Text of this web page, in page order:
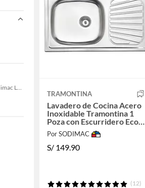
Sodimac Lima Centro, Sodimac Plaza Norte, Sodimac La Victoria, Sodimac San Miguel, Sodimac S. J. Lurigancho, Sodimac Chacarilla, Sodimac Av. La Molina, Sodimac Colonial, Maestro Barrios Altos, Sodimac Naranjal
TRAMONTINA
Lavadero de Cocina Acero
Inoxidable Tramontina 1
Poza con Escurridero Eco
78x43cm
Por SODIMAC
S/ 149.90
(12)